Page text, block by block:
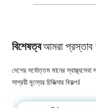
বিশেষত্বআমরা প্রস্তাব
দেশের সর্বোত্তম মানের
সাশ্রয়ী মূল্যের চিকিত্সার বিকল্প।